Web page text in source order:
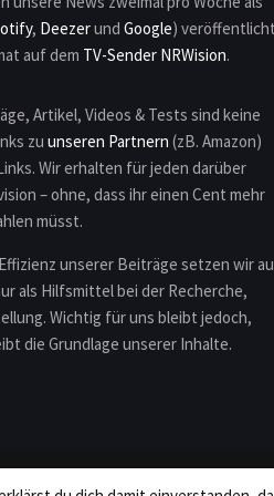
, Deezerund Google)
auf dem TV-Sender NRWision.
Artikel, Videos & Tests sind keine
zu unseren Partnern (zB. Amazon)
Wir erhalten für jeden darüber
– ohne, dass ihr einen Cent mehr
müsst.
unserer Beiträge setzen wir
als Hilfsmittel bei der Recherche,
Wichtig für uns bleibt jedoch,
die Grundlage unserer Inhalte.